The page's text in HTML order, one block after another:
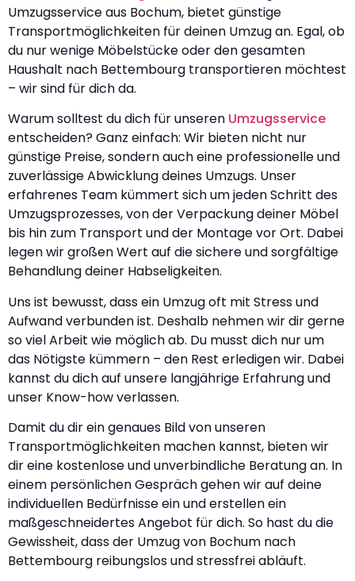
Umzugsservice aus Bochum, bietet günstige
Transportmöglichkeiten für deinen Umzug an. Egal, ob
du nur wenige Möbelstücke oder den gesamten
Haushalt nach Bettembourg transportieren möchtest
– wir sind für dich da.
Warum solltest du dich für unseren Umzugsservice
entscheiden? Ganz einfach: Wir bieten nicht nur
günstige Preise, sondern auch eine professionelle und
zuverlässige Abwicklung deines Umzugs. Unser
erfahrenes Team kümmert sich um jeden Schritt des
Umzugsprozesses, von der Verpackung deiner Möbel
bis hin zum Transport und der Montage vor Ort. Dabei
legen wir großen Wert auf die sichere und sorgfältige
Behandlung deiner Habseligkeiten.
Uns ist bewusst, dass ein Umzug oft mit Stress und
Aufwand verbunden ist. Deshalb nehmen wir dir gerne
so viel Arbeit wie möglich ab. Du musst dich nur um
das Nötigste kümmern – den Rest erledigen wir. Dabei
kannst du dich auf unsere langjährige Erfahrung und
unser Know-how verlassen.
Damit du dir ein genaues Bild von unseren
Transportmöglichkeiten machen kannst, bieten wir
dir eine kostenlose und unverbindliche Beratung an. In
einem persönlichen Gespräch gehen wir auf deine
individuellen Bedürfnisse ein und erstellen ein
maßgeschneidertes Angebot für dich. So hast du die
Gewissheit, dass der Umzug von Bochum nach
Bettembourg reibungslos und stressfrei abläuft.